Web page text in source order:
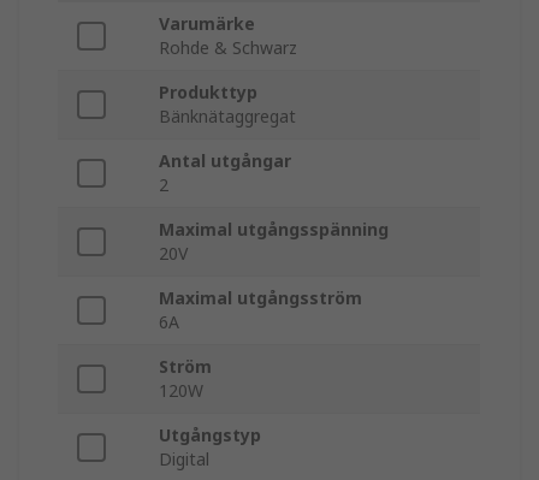
Varumärke
Rohde & Schwarz
Produkttyp
Bänknätaggregat
Antal utgångar
2
Maximal utgångsspänning
20V
Maximal utgångsström
6A
Ström
120W
Utgångstyp
Digital